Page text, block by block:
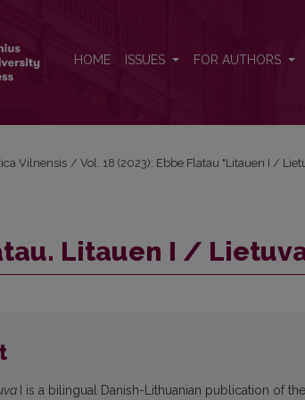
HOME ISSUES FOR AUTHORS
Vilnensis / Vol. 18 (2023): Ebbe Flatau "Litauen I /
Litauen I /
I is a bilingual Danish-Lithuanian publication of